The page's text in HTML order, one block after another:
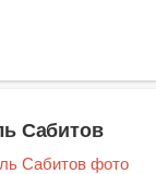
Сабитов